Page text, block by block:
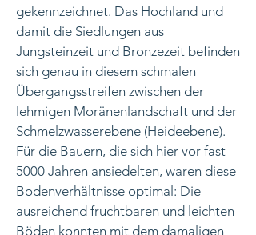
gekennzeichnet. Das Hochland und
damit die Siedlungen aus
Jungsteinzeit und Bronzezeit befinden
sich genau in diesem schmalen
Übergangsstreifen zwischen der
lehmigen Moränenlandschaft und der
Schmelzwasserebene (Heideebene).
Für die Bauern, die sich hier vor fast
5000 Jahren ansiedelten, waren diese
Bodenverhältnisse optimal: Die
ausreichend fruchtbaren und leichten
Böden konnten mit dem damaligen